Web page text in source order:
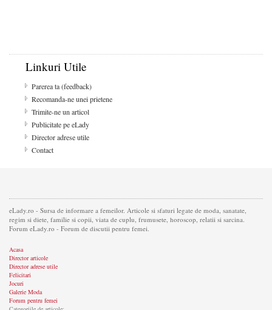
Linkuri Utile
Parerea ta (feedback)
Recomanda-ne unei prietene
Trimite-ne un articol
Publicitate pe eLady
Director adrese utile
Contact
eLady.ro - Sursa de informare a femeilor. Articole si sfaturi legate de moda, sanatate,
regim si diete, familie si copii, viata de cuplu, frumusete, horoscop, relatii si sarcina.
Forum eLady.ro - Forum de discutii pentru femei.
Acasa
Director articole
Director adrese utile
Felicitari
Jocuri
Galerie Moda
Forum pentru femei